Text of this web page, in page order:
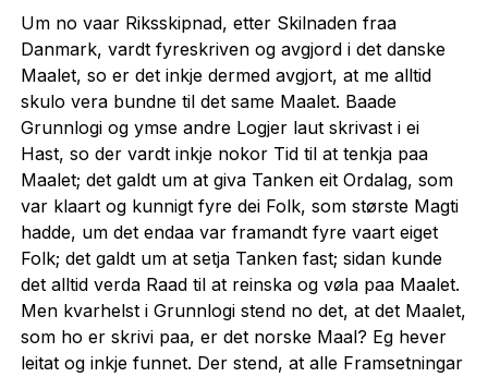
Um no vaar Riksskipnad, etter Skilnaden fraa
Danmark, vardt fyreskriven og avgjord i det danske
Maalet, so er det inkje dermed avgjort, at me alltid
skulo vera bundne til det same Maalet. Baade
Grunnlogi og ymse andre Logjer laut skrivast i ei
Hast, so der vardt inkje nokor Tid til at tenkja paa
Maalet; det galdt um at giva Tanken eit Ordalag, som
var klaart og kunnigt fyre dei Folk, som største Magti
hadde, um det endaa var framandt fyre vaart eiget
Folk; det galdt um at setja Tanken fast; sidan kunde
det alltid verda Raad til at reinska og vøla paa Maalet.
Men kvarhelst i Grunnlogi stend no det, at det Maalet,
som ho er skrivi paa, er det norske Maal? Eg hever
leitat og inkje funnet. Der stend, at alle Framsetningar